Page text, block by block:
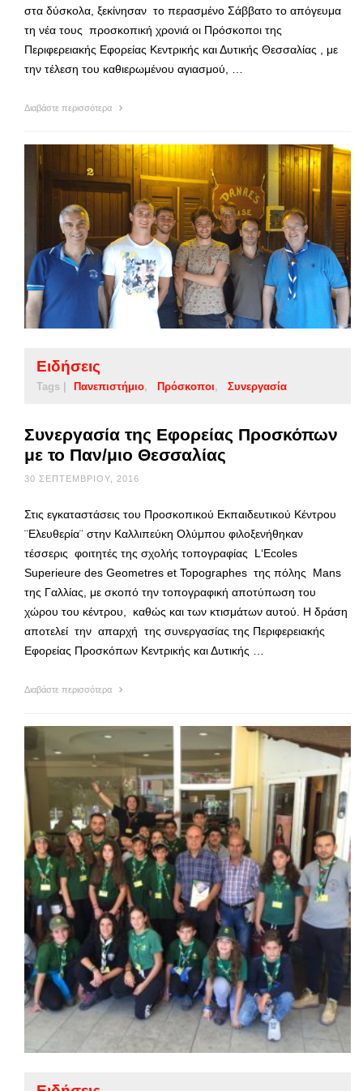
στα δύσκολα, ξεκίνησαν το περασμένο Σάββατο το απόγευμα
τη νέα τους προσκοπική χρονιά οι Πρόσκοποι της
Περιφερειακής Εφορείας Κεντρικής και Δυτικής Θεσσαλίας , με
την τέλεση του καθιερωμένου αγιασμού, …
Διαβάστε περισσότερα
Ειδήσεις
Tags | Πανεπιστήμιο Πρόσκοποι Συνεργασία
Συνεργασία της Εφορείας Προσκόπων
με το Παν/μιο Θεσσαλίας
30 ΣΕΠΤΕΜΒΡΊΟΥ, 2016
Στις εγκαταστάσεις του Προσκοπικού Εκπαιδευτικού Κέντρου
¨Ελευθερία¨ στην Καλλιπεύκη Ολύμπου φιλοξενήθηκαν
τέσσερις φοιτητές της σχολής τοπογραφίας L‘Ecoles
Superieure des Geometres et Topographes της πόλης Mans
της Γαλλίας, με σκοπό την τοπογραφική αποτύπωση του
χώρου του κέντρου, καθώς και των κτισμάτων αυτού. Η δράση
αποτελεί την απαρχή της συνεργασίας της Περιφερειακής
Εφορείας Προσκόπων Kεντρικής και Δυτικής …
Διαβάστε περισσότερα